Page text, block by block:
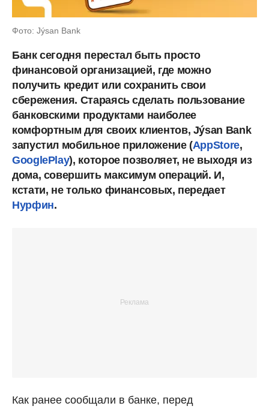
Фото: Jýsan Bank
Банк сегодня перестал быть просто
финансовой организацией, где можно
получить кредит или сохранить свои
сбережения. Стараясь сделать пользование
банковскими продуктами наиболее
комфортным для своих клиентов, Jýsan Bank
запустил мобильное приложение (AppStore,
GooglePlay), которое позволяет, не выходя из
дома, совершить максимум операций. И,
кстати, не только финансовых, передает
Нурфин.
Как ранее сообщали в банке, перед